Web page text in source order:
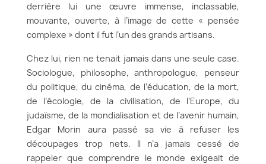
derrière lui une œuvre immense, inclassable,
mouvante, ouverte, à l’image de cette « pensée
complexe » dont il fut l’un des grands artisans.
Chez lui, rien ne tenait jamais dans une seule case.
Sociologue, philosophe, anthropologue, penseur
du politique, du cinéma, de l’éducation, de la mort,
de l’écologie, de la civilisation, de l’Europe, du
judaïsme, de la mondialisation et de l’avenir humain,
Edgar Morin aura passé sa vie à refuser les
découpages trop nets. Il n’a jamais cessé de
rappeler que comprendre le monde exigeait de